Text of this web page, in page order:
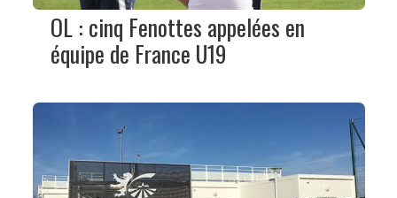
OL : cinq Fenottes appelées en
équipe de France U19